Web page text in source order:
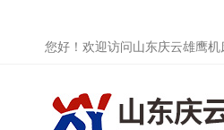
您好！欢迎访问山东庆云雄鹰机